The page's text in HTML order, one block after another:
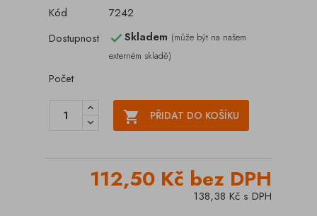
Kód
7242
Dostupnost
Skladem (může být na našem
externém skladě)
Počet
 PŘIDAT DO KOŠÍKU
112,50 Kč bez DPH
138,38 Kč s DPH